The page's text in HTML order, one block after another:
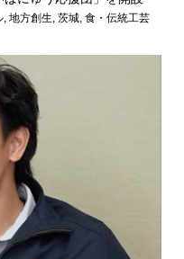
, 地方創生 茨城, 食・伝統工芸